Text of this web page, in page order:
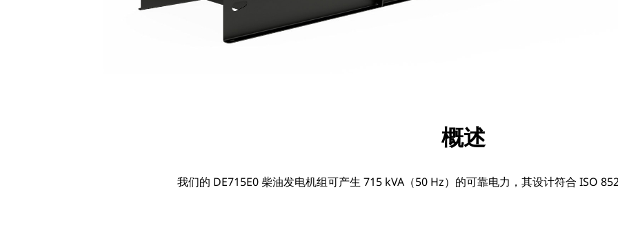
展示
概述
我们的 DE715E0 柴油发电机组可产生 715 kVA（50 Hz）的可靠电力，其设计符合 ISO